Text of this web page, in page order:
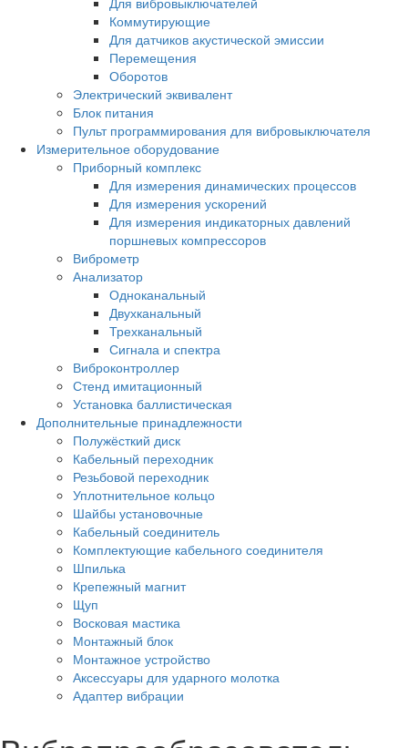
Коммутирующие
Для датчиков акустической эмиссии
Перемещения
Оборотов
Электрический эквивалент
Блок питания
Пульт программирования для вибровыключателя
Измерительное оборудование
Приборный комплекс
Для измерения динамических процессов
Для измерения ускорений
Для измерения индикаторных давлений
поршневых компрессоров
Виброметр
Анализатор
Одноканальный
Двухканальный
Трехканальный
Сигнала и спектра
Виброконтроллер
Стенд имитационный
Установка баллистическая
Дополнительные принадлежности
Полужёсткий диск
Кабельный переходник
Резьбовой переходник
Уплотнительное кольцо
Шайбы установочные
Кабельный соединитель
Комплектующие кабельного соединителя
Шпилька
Крепежный магнит
Щуп
Восковая мастика
Монтажный блок
Монтажное устройство
Аксессуары для ударного молотка
Адаптер вибрации